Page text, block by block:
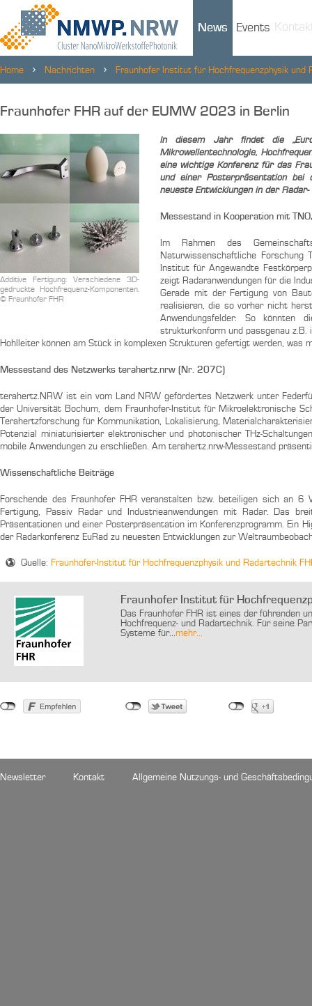
News Events
Home Nachrichten Fraunhofer Institut für Hochfrequenzphysik und
Fraunhofer FHR auf der EUMW 2023 in Berlin
Additive Fertigung: Verschiedene 3D-
gedruckte Hochfrequenz-Komponenten.
© Fraunhofer FHR
In diesem Jahr findet die
Mikrowellentechnologie,
eine wichtige Konferenz für das
und einer Posterpräsentation bei
neueste Entwicklungen in der
Messestand in Kooperation mit
Im Rahmen des
Naturwissenschaftliche Forschung
Institut für Angewandte
zeigt Radaranwendungen für die
Gerade mit der Fertigung von
realisieren, die so vorher nicht
Anwendungsfelder: So könnten
strukturkonform und passgenau
Hohlleiter können am Stück in komplexen Strukturen gefertigt werden, was
Messestand des Netzwerks terahertz.nrw (Nr. 207C)
terahertz.NRW ist ein vom Land NRW gefördertes Netzwerk unter
der Universität Bochum, dem Fraunhofer-Institut für Mikroelektronische
Terahertzforschung für Kommunikation, Lokalisierung,
Potenzial miniaturisierter elektronischer und photonischer THz-
mobile Anwendungen zu erschließen. Am terahertz.nrw-Messestand
Wissenschaftliche Beiträge
Forschende des Fraunhofer FHR veranstalten bzw. beteiligen sich an
Fertigung, Passiv Radar und Industrieanwendungen mit Radar. Das
Präsentationen und einer Posterpräsentation im Konferenzprogramm. Ein
der Radarkonferenz EuRad zu neuesten Entwicklungen zur
Quelle: Fraunhofer-Institut für Hochfrequenzphysik und Radartechnik
Fraunhofer Institut für
Das Fraunhofer FHR ist eines der führenden
Hochfrequenz- und Radartechnik. Für seine
Systeme für...mehr...
Newsletter Kontakt Allgemeine Nutzungs- und